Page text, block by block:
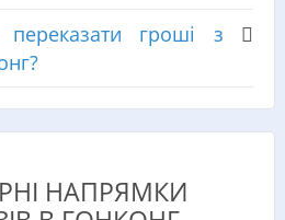
гроші з
НАПРЯМКИ